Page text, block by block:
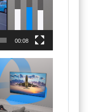
00:08